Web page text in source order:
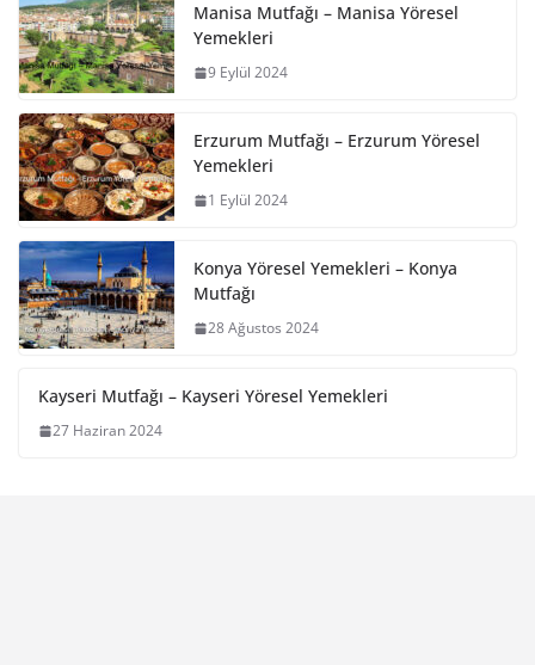
Manisa Mutfağı – Manisa Yöresel
Yemekleri
9 Eylül 2024
Erzurum Mutfağı – Erzurum Yöresel
Yemekleri
1 Eylül 2024
Konya Yöresel Yemekleri – Konya
Mutfağı
28 Ağustos 2024
Kayseri Mutfağı – Kayseri Yöresel Yemekleri
27 Haziran 2024